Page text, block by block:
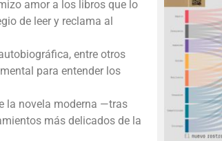
amor a los libros que lo
de leer y reclama al
entre otros
para entender los
la novela moderna —tras
más delicados de la